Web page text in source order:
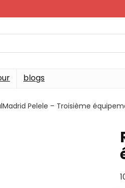
blogs
Pelele – Troisième